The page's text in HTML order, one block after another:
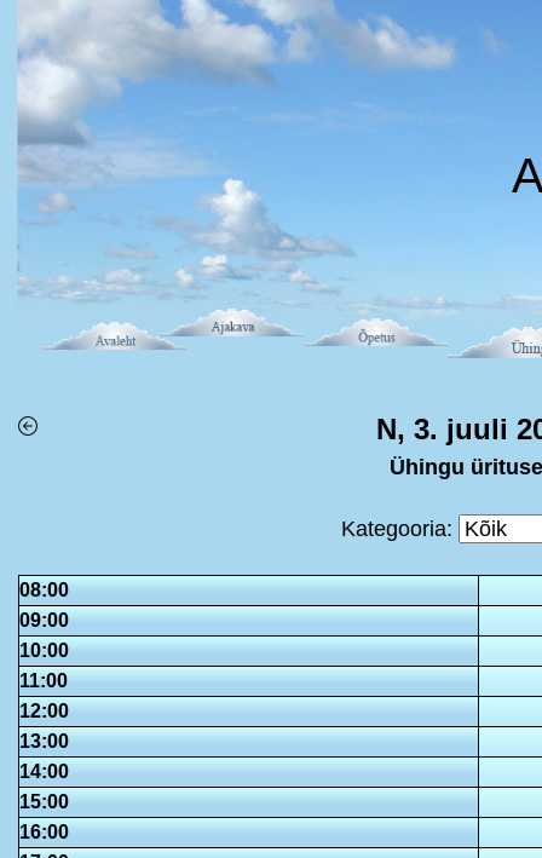
N, 3. juuli
Ühingu
Kategooria:
08:00
09:00
10:00
11:00
12:00
13:00
14:00
15:00
16:00